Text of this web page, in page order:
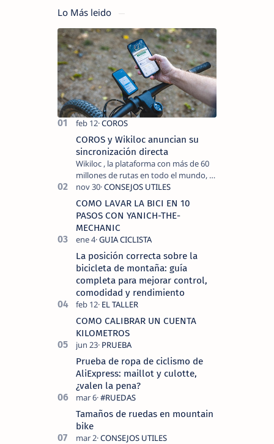
Lo Más leido
COROS y Wikiloc anuncian su
sincronización directa
Wikiloc , la plataforma con más de 60
millones de rutas en todo el mundo, y
COROS , marca de dispositivos GPS
reconocida mundialmente por su
tecnolo…
COMO LAVAR LA BICI EN 10
PASOS CON YANICH-THE-
MECHANIC
La posición correcta sobre la
bicicleta de montaña: guía
completa para mejorar control,
comodidad y rendimiento
COMO CALIBRAR UN CUENTA
KILOMETROS
Prueba de ropa de ciclismo de
AliExpress: maillot y culotte,
¿valen la pena?
Tamaños de ruedas en mountain
bike